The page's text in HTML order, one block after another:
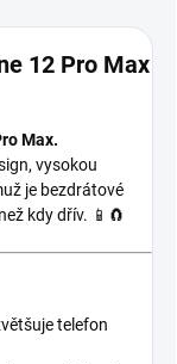
12 Pro Max
Max.
vysokou
je bezdrátové
kdy dřív. 📱🧲
telefon